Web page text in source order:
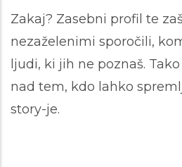
Zakaj? Zasebni profil te
nezaželenimi sporočili,
ljudi, ki jih ne poznaš.
nad tem, kdo lahko
story-je.